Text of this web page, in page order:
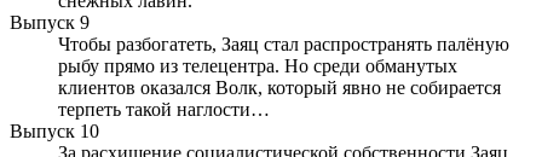
Выпуск 9
Чтобы разбогатеть, Заяц стал распространять палёную
рыбу прямо из телецентра. Но среди обманутых
клиентов оказался Волк, который явно не собирается
терпеть такой наглости…
Выпуск 10
За расхищение социалистической собственности Заяц